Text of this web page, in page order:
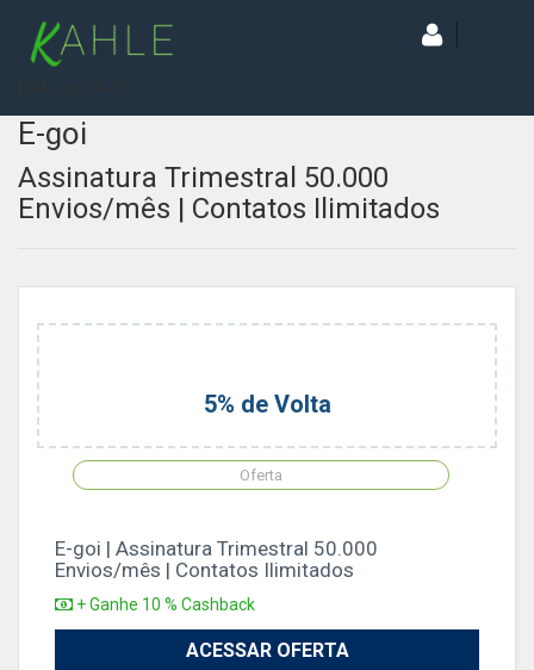
E-goi
Assinatura Trimestral 50.000
Envios/mês | Contatos Ilimitados
5% de Volta
Oferta
E-goi | Assinatura Trimestral 50.000
Envios/mês | Contatos Ilimitados
+ Ganhe 10 % Cashback
ACESSAR OFERTA